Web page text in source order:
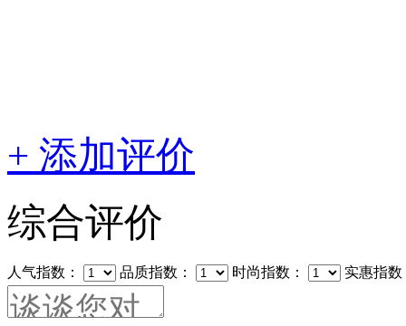
+ 添加评价
综合评价
人气指数： 品质指数： 时尚指数： 实惠指数